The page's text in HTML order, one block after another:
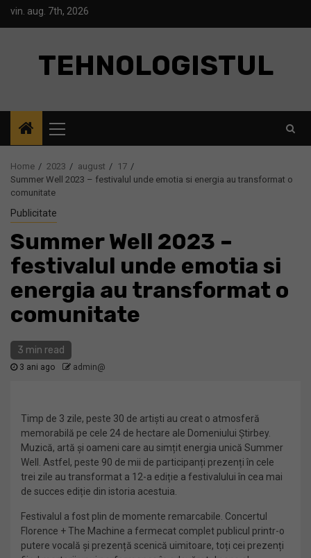
Skipvin. aug. 7th, 2026
TEHNOLOGISTUL
Menu
Home 2023 august
17
Summer Well 2023 – festivalul unde emotia si energia au transformat o
comunitate
Publicitate
Summer Well 2023 –
festivalul unde emotia si
energia au transformat o
comunitate
3 min read
3 ani ago admin@
Timp de 3 zile, peste 30 de artiști au creat o atmosferă
memorabilă pe cele 24 de hectare ale Domeniului Știrbey.
Muzică, artă și oameni care au simțit energia unică Summer
Well. Astfel, peste 90 de mii de participanți prezenți în cele
trei zile au transformat a 12-a ediție a festivalului în cea mai
de succes ediție din istoria acestuia.
Festivalul a fost plin de momente remarcabile. Concertul
Florence + The Machine a fermecat complet publicul printr-o
putere vocală și prezență scenică uimitoare, toți cei prezenți